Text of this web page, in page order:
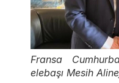
Fransa
elebaşı Mesih